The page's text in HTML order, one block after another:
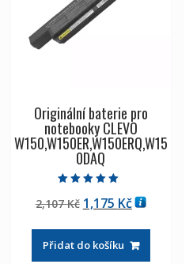
Originální baterie pro
notebooky CLEVO
W150,W150ER,W150ERQ,W15
0DAQ
5.00
z 5
2,107Kč Původní
byla:
2,107 Kč
1,175 KčAktuální
je:
1,175 Kč
Přidat do košíku